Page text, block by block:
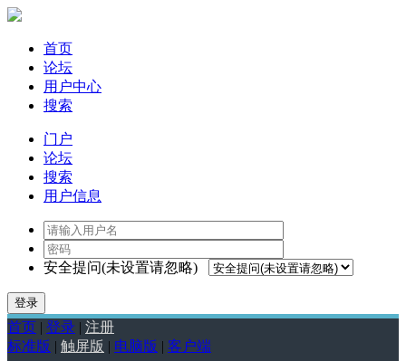
首页
论坛
用户中心
搜索
门户
论坛
搜索
用户信息
安全提问(未设置请忽略)
登录
首页 | 登录 | 注册
标准版 | 触屏版 | 电脑版 | 客户端